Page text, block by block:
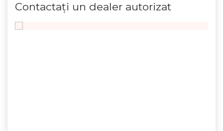
Contactaţi un dealer autorizat